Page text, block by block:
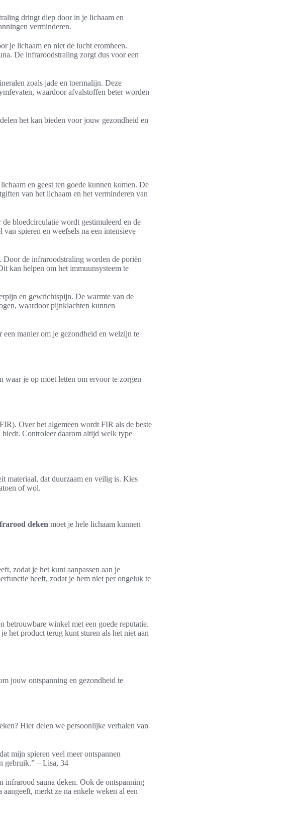
dringt diep door in je lichaam en
verminderen.
je lichaam en niet de lucht eromheen.
De infraroodstraling zorgt dus voor een
zoals jade en toermalijn. Deze
waardoor afvalstoffen beter worden
het kan bieden voor jouw gezondheid en
en geest ten goede kunnen komen. De
van het lichaam en het verminderen van
bloedcirculatie wordt gestimuleerd en de
spieren en weefsels na een intensieve
de infraroodstraling worden de poriën
kan helpen om het immuunsysteem te
en gewrichtspijn. De warmte van de
waardoor pijnklachten kunnen
een manier om je gezondheid en welzijn te
waar je op moet letten om ervoor te zorgen
Over het algemeen wordt FIR als de beste
Controleer daarom altijd welk type
materiaal, dat duurzaam en veilig is. Kies
of wol.
deken moet je hele lichaam kunnen
zodat je het kunt aanpassen aan je
heeft, zodat je hem niet per ongeluk te
betrouwbare winkel met een goede reputatie.
het product terug kunt sturen als het niet aan
jouw ontspanning en gezondheid te
Hier delen we persoonlijke verhalen van
mijn spieren veel meer ontspannen
gebruik.” – Lisa, 34
infrarood sauna deken. Ook de ontspanning
merkt ze na enkele weken al een